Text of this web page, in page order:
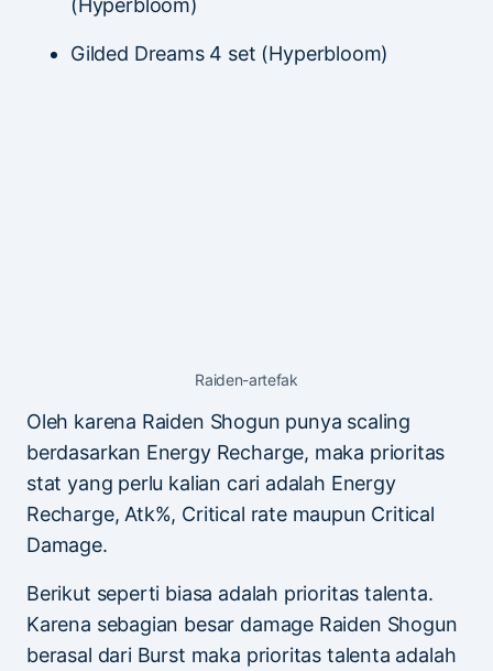
(Hyperbloom)
Gilded Dreams 4 set (Hyperbloom)
Raiden-artefak
Oleh karena Raiden Shogun punya scaling
berdasarkan Energy Recharge, maka prioritas
stat yang perlu kalian cari adalah Energy
Recharge, Atk%, Critical rate maupun Critical
Damage.
Berikut seperti biasa adalah prioritas talenta.
Karena sebagian besar damage Raiden Shogun
berasal dari Burst maka prioritas talenta adalah